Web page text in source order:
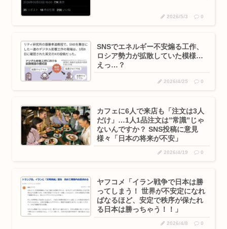
2026/5/3 0
SNSでエネルギー不安煽る工作、
ロシア勢力が拡散していた模様…
えっ…？
2026/4/25 0
カフェに6人で来店も「注文は3人
だけ」…1人1品注文は”常識”じゃ
ないんですか？ SNS投稿に意見
様々「日本の将来が不安」
2026/4/19 0
ヤフコメ「イラン戦争で日本は勝
ってしまう！ 世界が不安定になれ
ばなるほど、安定で秩序が保たれ
る日本は勝っちゃう！！」
2026/4/8 0